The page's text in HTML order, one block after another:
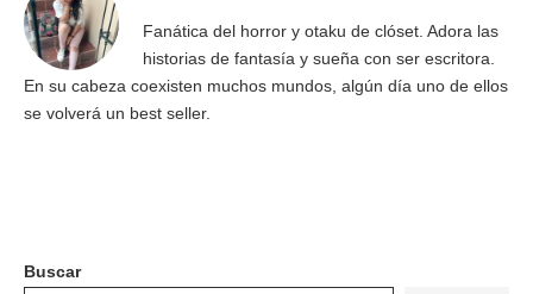
Fanática del horror y otaku de clóset. Adora las
historias de fantasía y sueña con ser escritora.
En su cabeza coexisten muchos mundos, algún día uno de ellos
se volverá un best seller.
Buscar